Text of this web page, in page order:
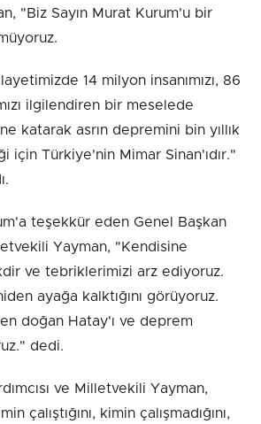
"Biz Sayın Murat Kurum'u bir
14 milyon insanımızı, 86
ilgilendiren bir meselede
katarak asrın depremini bin yıllık
için Türkiye'nin Mimar Sinan'ıdır."
teşekkür eden Genel Başkan
Yayman, "Kendisine
ve tebriklerimizi arz ediyoruz.
ayağa kalktığını görüyoruz.
doğan Hatay'ı ve deprem
dedi.
ve Milletvekili Yayman,
çalıştığını, kimin çalışmadığını,